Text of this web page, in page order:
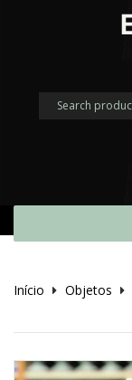
Início Objetos